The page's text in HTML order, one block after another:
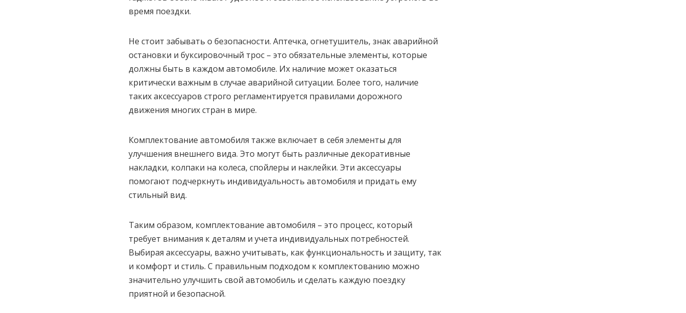
время поездки.
Не стоит забывать о безопасности. Аптечка, огнетушитель, знак аварийной
остановки и буксировочный трос – это обязательные элементы, которые
должны быть в каждом автомобиле. Их наличие может оказаться
критически важным в случае аварийной ситуации. Более того, наличие
таких аксессуаров строго регламентируется правилами дорожного
движения многих стран в мире.
Комплектование автомобиля также включает в себя элементы для
улучшения внешнего вида. Это могут быть различные декоративные
накладки, колпаки на колеса, спойлеры и наклейки. Эти аксессуары
помогают подчеркнуть индивидуальность автомобиля и придать ему
стильный вид.
Таким образом, комплектование автомобиля – это процесс, который
требует внимания к деталям и учета индивидуальных потребностей.
Выбирая аксессуары, важно учитывать, как функциональность и защиту, так
и комфорт и стиль. С правильным подходом к комплектованию можно
значительно улучшить свой автомобиль и сделать каждую поездку
приятной и безопасной.